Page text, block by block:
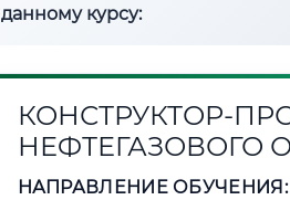
данному курсу:
КОНСТРУКТОР-
НЕФТЕГАЗОВОГО
НАПРАВЛЕНИЕ ОБУЧЕНИЯ: